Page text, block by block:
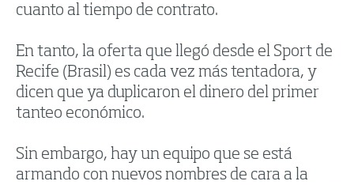
cuanto al tiempo de contrato.
En tanto, la oferta que llegó desde el Sport de
Recife (Brasil) es cada vez más tentadora, y
dicen que ya duplicaron el dinero del primer
tanteo económico.
Sin embargo, hay un equipo que se está
armando con nuevos nombres de cara a la